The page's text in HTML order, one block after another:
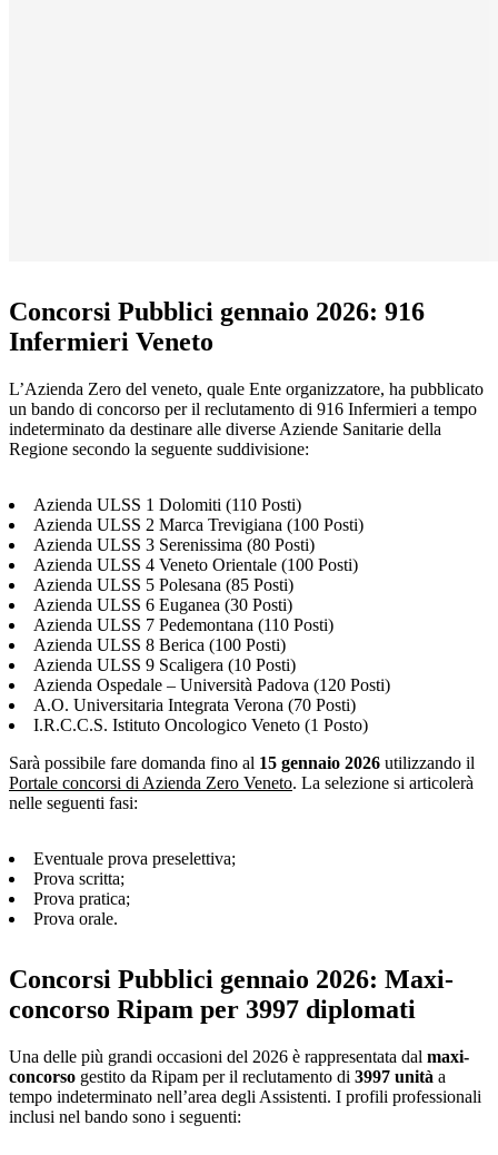
Concorsi Pubblici gennaio 2026: 916
Infermieri Veneto
L’Azienda Zero del veneto, quale Ente organizzatore, ha pubblicato
un bando di concorso per il reclutamento di 916 Infermieri a tempo
indeterminato da destinare alle diverse Aziende Sanitarie della
Regione secondo la seguente suddivisione:
Azienda ULSS 1 Dolomiti (110 Posti)
Azienda ULSS 2 Marca Trevigiana (100 Posti)
Azienda ULSS 3 Serenissima (80 Posti)
Azienda ULSS 4 Veneto Orientale (100 Posti)
Azienda ULSS 5 Polesana (85 Posti)
Azienda ULSS 6 Euganea (30 Posti)
Azienda ULSS 7 Pedemontana (110 Posti)
Azienda ULSS 8 Berica (100 Posti)
Azienda ULSS 9 Scaligera (10 Posti)
Azienda Ospedale – Università Padova (120 Posti)
A.O. Universitaria Integrata Verona (70 Posti)
I.R.C.C.S. Istituto Oncologico Veneto (1 Posto)
Sarà possibile fare domanda fino al 15 gennaio 2026 utilizzando il
Portale concorsi di Azienda Zero Veneto. La selezione si articolerà
nelle seguenti fasi:
Eventuale prova preselettiva;
Prova scritta;
Prova pratica;
Prova orale.
Concorsi Pubblici gennaio 2026: Maxi-
concorso Ripam per 3997 diplomati
Una delle più grandi occasioni del 2026 è rappresentata dal maxi-
concorso gestito da Ripam per il reclutamento di 3997 unità a
tempo indeterminato nell’area degli Assistenti. I profili professionali
inclusi nel bando sono i seguenti: